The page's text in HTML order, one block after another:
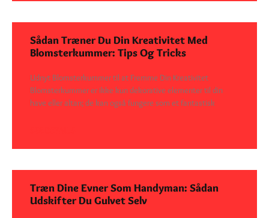
Sådan Træner Du Din Kreativitet Med
Blomsterkummer: Tips Og Tricks
Udnyt Blomsterkummer til at Fremme Din Kreativitet
Blomsterkummer er ikke kun dekorative elementer til din
have eller altan; de kan også fungere som et fantastisk
Træn Dine Evner Som Handyman: Sådan
Udskifter Du Gulvet Selv